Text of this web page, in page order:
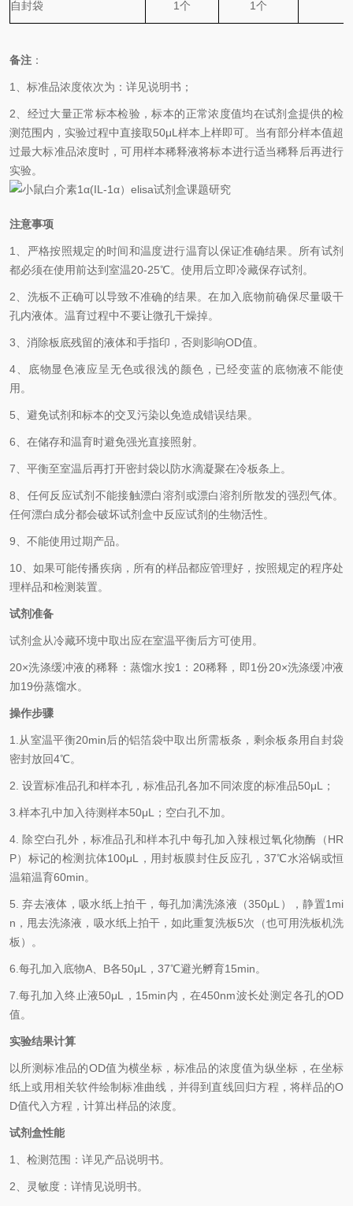
自封袋 1个 1个
备注 ：
1、标准品浓度依次为：详见说明书；
2、经过大量正常标本检验，标本的正常浓度值均在试剂盒提供的检
测范围内，实验过程中直接取50μL 样本上样即可。当有部分样本值超
过最大标准品浓度时，可用样本稀释液将标本进行适当稀释后再进行
实验。
注意事项
1、严格按照规定的时间和温度进行温育以保证准确结果。所有试剂
都必须在使用前达到室温20-25℃。使用后立即冷藏保存试剂。
2、洗板不正确可以导致不准确的结果。在加入底物前确保尽量吸干
孔内液体。温育过程中不要让微孔干燥掉。
3、消除板底残留的液体和手指印，否则影响OD值。
4、底物显色液应呈无色或很浅的颜色，已经变蓝的底物液不能使
用。
5、避免试剂和标本的交叉污染以免造成错误结果。
6、在储存和温育时避免强光直接照射。
7、平衡至室温后再打开密封袋以防水滴凝聚在冷板条上。
8、任何反应试剂不能接触漂白溶剂或漂白溶剂所散发的强烈气体。
任何漂白成分都会破坏试剂盒中反应试剂的生物活性。
9、不能使用过期产品。
10、如果可能传播疾病，所有的样品都应管理好，按照规定的程序处
理样品和检测装置。
试剂准备
试剂盒从冷藏环境中取出应在室温平衡后方可使用。
20×洗涤缓冲液的稀释：蒸馏水按1 ： 20稀释，即1份20×洗涤缓冲液
加19份蒸馏水。
操作步骤
1.从室温平衡20min后的铝箔袋中取出所需板条，剩余板条用自封袋
密封放回4℃。
2. 设置标准品孔和样本孔，标准品孔各加不同浓度的标准品50μL ；
3.样本孔中加入待测样本50μL ；空白孔不加。
4. 除空白孔外，标准品孔和样本孔中每孔加入辣根过氧化物酶（HR
P）标记的检测抗体100μL ，用封板膜封住反应孔， 37℃水浴锅或恒
温箱温育60min。
5. 弃去液体，吸水纸上拍干，每孔加满洗涤液（350μL ），静置1mi
n ，甩去洗涤液，吸水纸上拍干，如此重复洗板5次（也可用洗板机洗
板）。
6.每孔加入底物A B各50μL ， 37℃避光孵育15min。
7.每孔加入终止液50μL ， 15min内，在450nm波长处测定各孔的OD
值。
实验结果计算
以所测标准品的OD值为横坐标，标准品的浓度值为纵坐标，在坐标
纸上或用相关软件绘制标准曲线，并得到直线回归方程，将样品的O
D值代入方程，计算出样品的浓度。
试剂盒性能
1、检测范围：详见产品说明书。
2、灵敏度： 详情见说明书。